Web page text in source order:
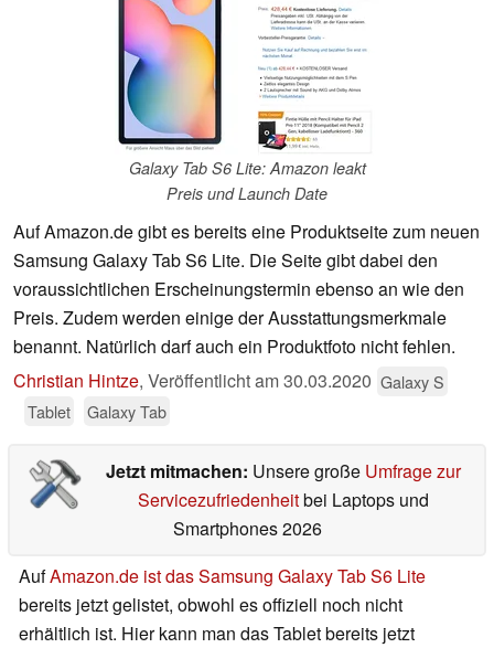
Galaxy Tab S6 Lite: Amazon leakt
Preis und Launch Date
Auf Amazon.de gibt es bereits eine Produktseite zum neuen
Samsung Galaxy Tab S6 Lite. Die Seite gibt dabei den
voraussichtlichen Erscheinungstermin ebenso an wie den
Preis. Zudem werden einige der Ausstattungsmerkmale
benannt. Natürlich darf auch ein Produktfoto nicht fehlen.
Christian Hintze, Veröffentlicht am30.03.2020 Galaxy S
Tablet
Galaxy Tab
Jetzt mitmachen: Unsere große Umfrage zur
Servicezufriedenheitbei Laptops und
Smartphones 2026
AufAmazon.de ist das Samsung Galaxy Tab S6 Lite
bereits jetzt gelistet, obwohl es offiziell noch nicht
erhältlich ist. Hier kann man das Tablet bereits jetzt